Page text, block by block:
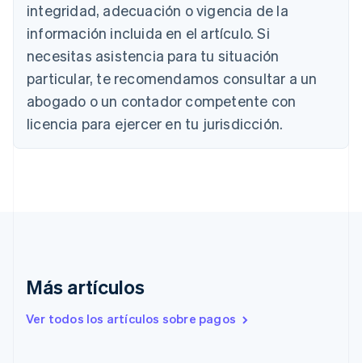
integridad, adecuación o vigencia de la
información incluida en el artículo. Si
necesitas asistencia para tu situación
particular, te recomendamos consultar a un
abogado o un contador competente con
licencia para ejercer en tu jurisdicción.
Más artículos
Ver todos los artículos sobre pagos
Bélgica
NederlandsFrançaisDeutschEnglish
Brasil
Português English
Bulgaria
English
Canadá
English Français
China continental
English
Eslovaquia